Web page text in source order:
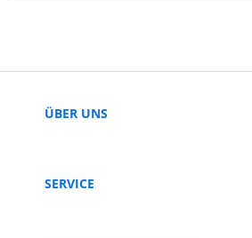
ÜBER UNS
SERVICE